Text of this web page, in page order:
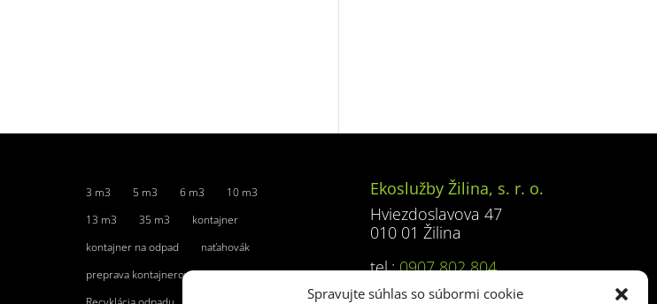
Spravujte súhlas so súbormi cookie
3 m3 5 m3 6 m3
10 m3
13 m3
35 m3
kontajner
kontajner na odpad
naťahovák
preprava kontajnerov
Ekoslužby Žilina, s. r. o.
Hviezdoslavova 47
010 01 Žilina
tel.:0907 802 804
e-mail:
kontajnery@baulogic.sk